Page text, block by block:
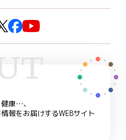
康…、
報をお届けするWEBサイト